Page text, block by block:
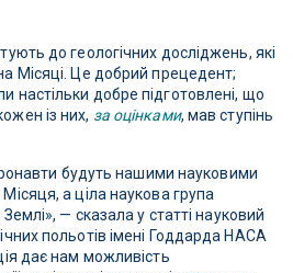
до геологічних досліджень, які
Місяці. Це добрий прецедент;
настільки добре підготовлені, що
із них, за оцінками, мав ступінь
будуть нашими науковими
а ціла наукова група
— сказала у статті науковий
польотів імені Годдарда НАСА
дає нам можливість